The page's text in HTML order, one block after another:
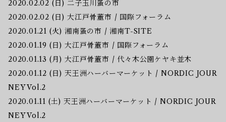
2020.02.02 (日) 二子玉川蚤の市
2020.02.02 (日) 大江戸骨董市 / 国際フォーラム
2020.01.21 (火) 湘南蚤の市 / 湘南T-SITE
2020.01.19 (日) 大江戸骨董市 / 国際フォーラム
2020.01.13 (月) 大江戸骨董市 / 代々木公園ケヤキ並木
2020.01.12 (日) 天王洲ハーバーマーケット / NORDIC JOUR
NEY Vol.2
2020.01.11 (土) 天王洲ハーバーマーケット / NORDIC JOUR
NEY Vol.2